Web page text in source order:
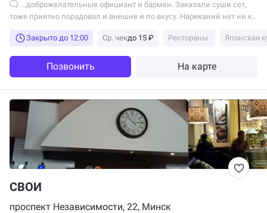
тоже приятно порадовал и внешне и по вкусу. Нареканий нет ни к
Закрыто до 12:00
Ср. чекдо 15 ₽ Рестораны Японская
Позвонить На карте
СВОИ
проспект Независимости, 22, Минск